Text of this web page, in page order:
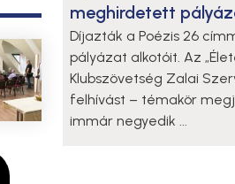
meghirdetett
Díjazták a Poézis 26
pályázat alkotóit. Az
Klubszövetség Zalai
felhívást – témakör
immár negyedik ...